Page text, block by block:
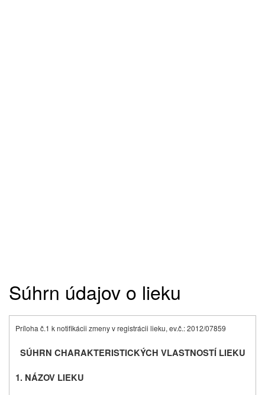
Súhrn údajov o lieku
Príloha č.1 k notifikácii zmeny v registrácii lieku, ev.č.: 2012/07859
SÚHRN CHARAKTERISTICKÝCH VLASTNOSTÍ LIEKU
1. NÁZOV LIEKU